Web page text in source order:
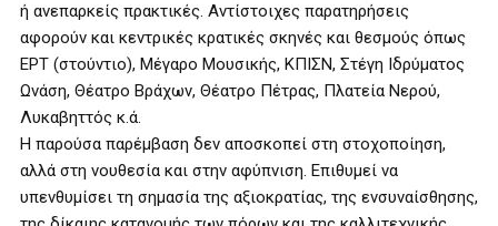
ή ανεπαρκείς πρακτικές. Αντίστοιχες παρατηρήσεις
αφορούν και κεντρικές κρατικές σκηνές και θεσμούς όπως
ΕΡΤ (στούντιο), Μέγαρο Μουσικής, ΚΠΙΣΝ, Στέγη Ιδρύματος
Ωνάση, Θέατρο Βράχων, Θέατρο Πέτρας, Πλατεία Νερού,
Λυκαβηττός κ.ά.
Η παρούσα παρέμβαση δεν αποσκοπεί στη στοχοποίηση,
αλλά στη νουθεσία και στην αφύπνιση. Επιθυμεί να
υπενθυμίσει τη σημασία της αξιοκρατίας, της ενσυναίσθησης,